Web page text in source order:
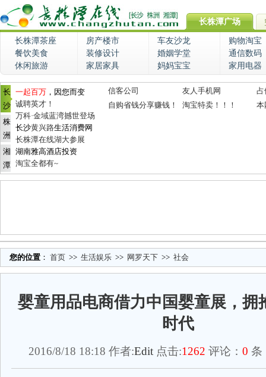
长株潭广场
长株潭茶座 房产楼市 车友沙龙
购物淘宝
餐饮美食
装修设计 婚姻学堂
通信数码
休闲旅游
家居家具 妈妈宝宝 家用电器
长
沙
株
洲
湘
潭
一起百万 ，因您而变
诚聘英才！
万科·金域蓝湾撼世登场
长沙黄兴路生活消费网
长株潭在线湖大参展
湖南雅高酒店投资
淘宝全都有~
信客公司 友人手机网
占
自购省钱分享赚钱！
淘宝特卖！！！ 本
您的位置 ： 首页 >> 生活娱乐 >> 网罗天下 >> 社会
婴童用品电商借力中国婴童展，拥
时代
2016/8/18 18:18 作者:Edit 点击:1262 评论： 0 条